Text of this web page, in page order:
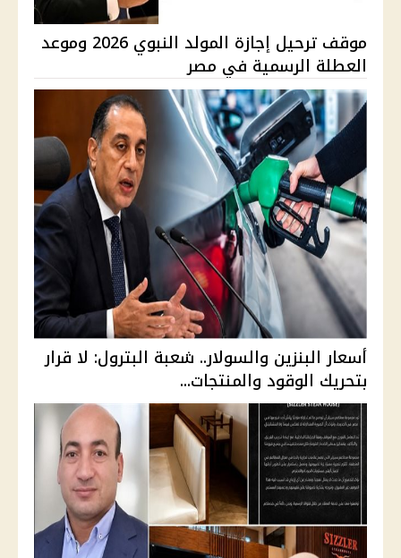
موقف ترحيل إجازة المولد النبوي 2026 وموعد
العطلة الرسمية في مصر
أسعار البنزين والسولار.. شعبة البترول: لا قرار
بتحريك الوقود والمنتجات...